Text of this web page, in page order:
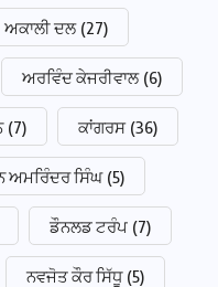
ਅਕਾਲੀ ਦਲ (27)
ਅਰਵਿੰਦ ਕੇਜਰੀਵਾਲ (6)
(7) ਕਾਂਗਰਸ (36)
ਅਮਰਿੰਦਰ ਸਿੰਘ (5)
ਡੌਨਲਡ ਟਰੰਪ (7)
ਨਵਜੋਤ ਕੌਰ ਸਿੱਧੂ (5)